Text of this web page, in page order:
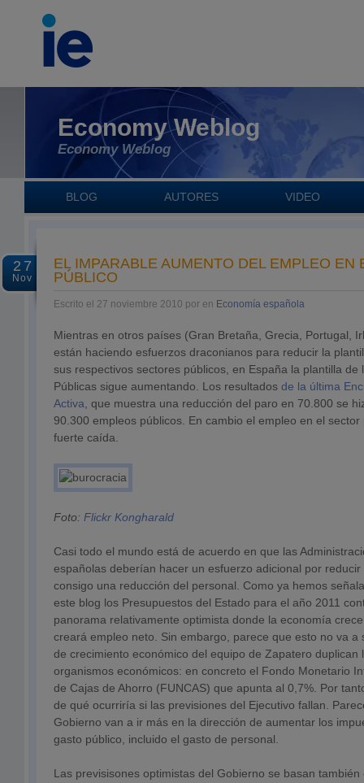
Economy Weblog
Economy Weblog
BLOG AUTORES VIDEO
27
Nov
EL IMPARABLE AUMENTO DEL EMPLEO EN
PÚBLICO
Escrito el 27 noviembre 2010 por en Economía española
Mientras en otros países (Gran Bretaña, Grecia, Portugal,
están haciendo esfuerzos draconianos para reducir la
sus respectivos sectores públicos, en España la plantilla de
Públicas sigue aumentando. Los resultados de la última
Activa , que muestra una reducción del paro en 70.800 se
90.300 empleos públicos. En cambio el empleo en el
fuerte caída.
Foto: Flickr Kongharald
Casi todo el mundo está de acuerdo en que las
españolas deberían hacer un esfuerzo adicional por
consigo una reducción del personal. Como ya hemos
este blog los Presupuestos del Estado para el año 2011
panorama relativamente optimista donde la economía
creará empleo neto. Sin embargo, parece que esto no va
de crecimiento económico del equipo de Zapatero duplican
organismos económicos: en concreto el Fondo Monetario
de Cajas de Ahorro (FUNCAS) que apunta al 0,7%. Por
de qué ocurriría si las previsiones del Ejecutivo fallan.
Gobierno van a ir más en la dirección de aumentar los
gasto público, incluido el gasto de personal.
Las previsisones optimistas del Gobierno se basan